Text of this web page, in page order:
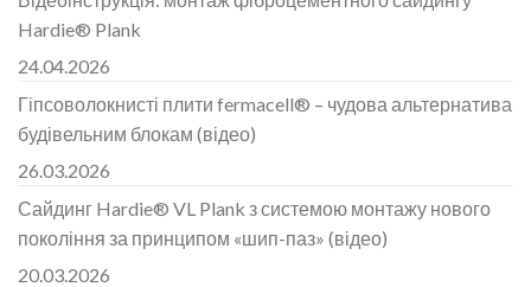
Hardie® Plank
24.04.2026
Гіпсоволокнисті плити fermacell® – чудова альтернатива
будівельним блокам (відео)
26.03.2026
Сайдинг Hardie® VL Plank з системою монтажу нового
покоління за принципом «шип-паз» (відео)
20.03.2026